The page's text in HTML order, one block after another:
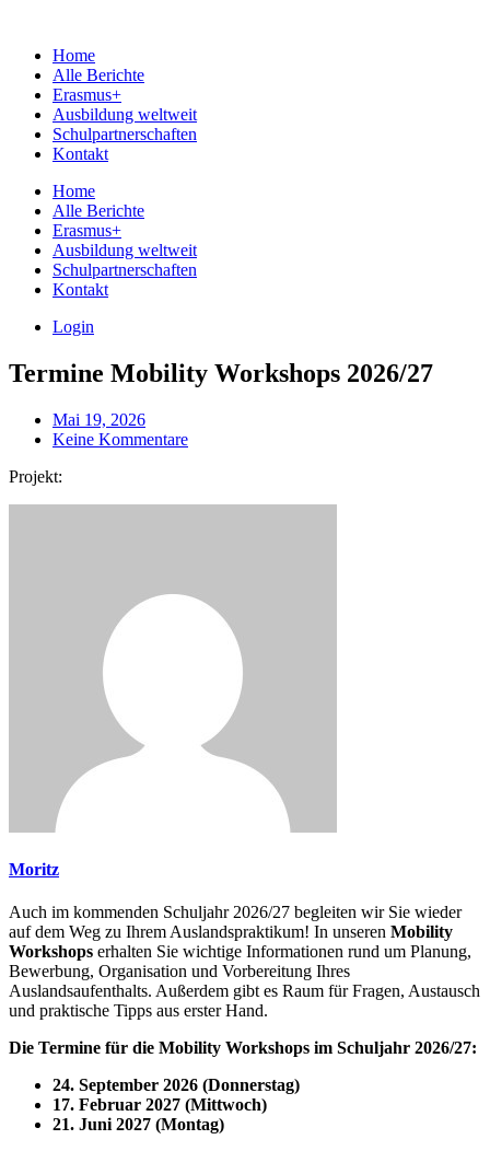
Home
Alle Berichte
Erasmus+
Ausbildung weltweit
Schulpartnerschaften
Kontakt
Home
Alle Berichte
Erasmus+
Ausbildung weltweit
Schulpartnerschaften
Kontakt
Login
Termine Mobility Workshops 2026/27
Mai 19, 2026
Keine Kommentare
Projekt:
Moritz
Auch im kommenden Schuljahr 2026/27 begleiten wir Sie wieder
auf dem Weg zu Ihrem Auslandspraktikum! In unseren Mobility
Workshops erhalten Sie wichtige Informationen rund um Planung,
Bewerbung, Organisation und Vorbereitung Ihres
Auslandsaufenthalts. Außerdem gibt es Raum für Fragen, Austausch
und praktische Tipps aus erster Hand.
Die Termine für die Mobility Workshops im Schuljahr 2026/27:
24. September 2026 (Donnerstag)
17. Februar 2027 (Mittwoch)
21. Juni 2027 (Montag)